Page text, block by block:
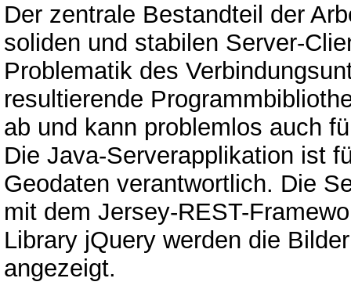
Der zentrale Bestandteil der
soliden und stabilen Server-
Problematik des
resultierende
ab und kann problemlos auch
Die Java-Serverapplikation ist
Geodaten verantwortlich. Die
mit dem Jersey-REST-
Library jQuery werden die
angezeigt.